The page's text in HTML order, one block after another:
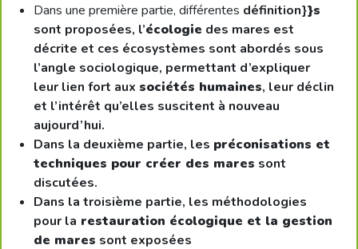
Dans une première partie, différentes définition}}s
sont proposées, l’écologie des mares est
décrite et ces écosystèmes sont abordés sous
l’angle sociologique, permettant d’expliquer
leur lien fort aux sociétés humaines, leur déclin
et l’intérêt qu’elles suscitent à nouveau
aujourd’hui.
Dans la deuxième partie, les préconisations et
techniques pour créer des mares sont
discutées.
Dans la troisième partie, les méthodologies
pour la restauration écologique et la gestion
de mares sont exposées